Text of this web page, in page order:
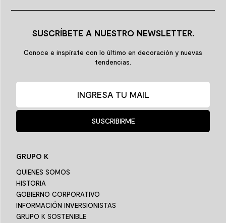
SUSCRÍBETE A NUESTRO NEWSLETTER.
Conoce e inspírate con lo último en decoración y nuevas
tendencias.
SUSCRIBIRME
GRUPO K
QUIENES SOMOS
HISTORIA
GOBIERNO CORPORATIVO
INFORMACIÓN INVERSIONISTAS
GRUPO K SOSTENIBLE